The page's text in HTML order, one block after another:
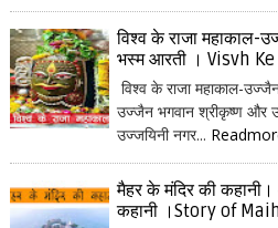
विश्व के राजा महाकाल-
भस्म आरती । Visvh
विश्व के राजा महाकाल-
उज्जैन भगवान श्रीकृष्ण और
उज्जयिनी नगर...
मैहर के मंदिर की
कहानी ।Story of